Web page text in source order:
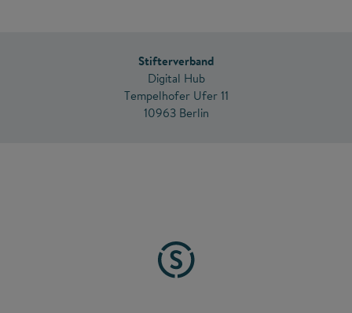
Stifterverband
Digital Hub
Tempelhofer Ufer 11
10963 Berlin